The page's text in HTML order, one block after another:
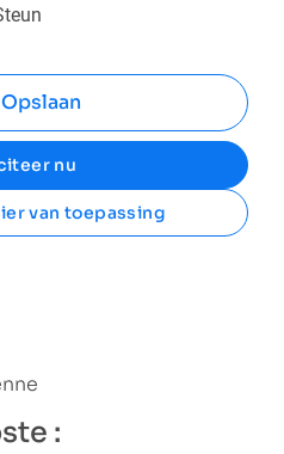
nu
van toepassing
: